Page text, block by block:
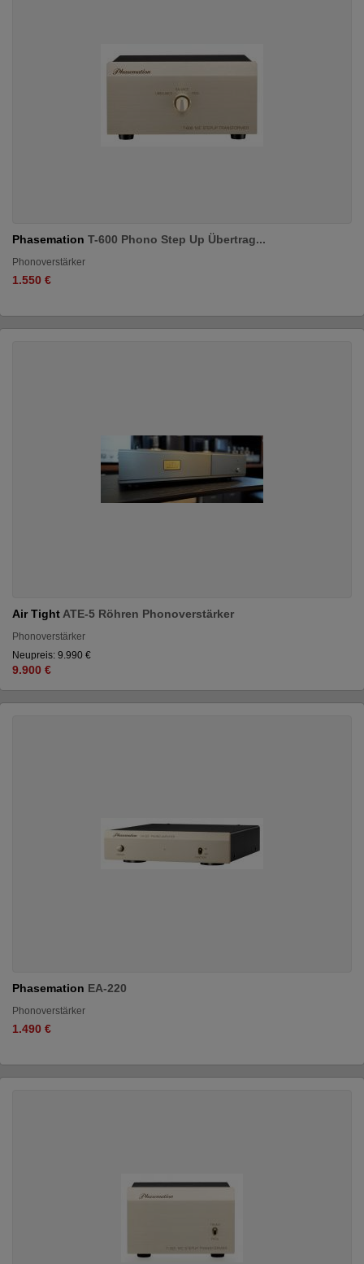
Phasemation T-600 Phono Step Up Übertrag...
Phonoverstärker
1.550 €
Air Tight ATE-5 Röhren Phonoverstärker
Phonoverstärker
Neupreis: 9.990 €
9.900 €
Phasemation EA-220
Phonoverstärker
1.490 €